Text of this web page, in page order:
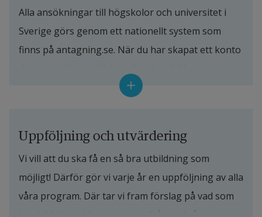
Alla ansökningar till högskolor och universitet i
Sverige görs genom ett nationellt system som
finns på antagning.se. När du har skapat ett konto
du vill söka. Du kan också klicka på ”Anmäl dig nu”
programmet i din lista.
Vi har samlat mer information om hur anmälan går
till, grundläggande behörighet, urval,
Uppföljning och utvärdering
Vi vill att du ska få en så bra utbildning som
möjligt! Därför gör vi varje år en uppföljning av alla
våra program. Där tar vi fram förslag på vad som